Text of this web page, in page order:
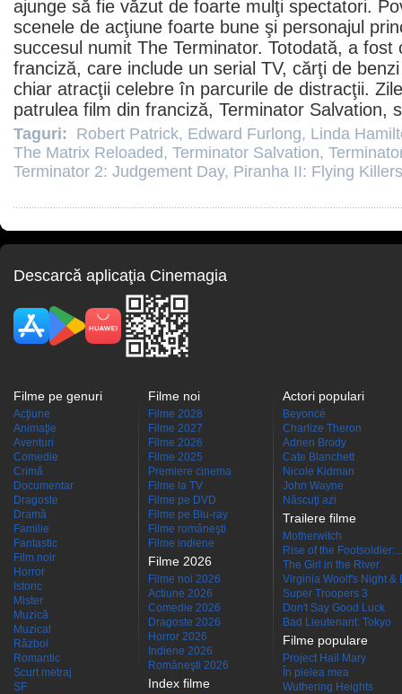
ajunge să fie văzut de foarte mulţi spectatori.
scenele de acţiune foarte bune şi personajul
succesul numit The Terminator. Totodată, a fost
franciză, care include un serial TV, cărţi de
chiar atracţii celebre în parcurile de distracţii.
patrulea film din franciză, Terminator Salvation,
Taguri: Robert Patrick, Edward Furlong, Linda
The Matrix Reloaded, Terminator Salvation,
Terminator 2: Judgement Day, Piranha II: Flying Killers
Descarcă aplicaţia Cinemagia
Filme pe genuri
Acţiune
Animaţie
Aventuri
Comedie
Crimă
Documentar
Dragoste
Dramă
Familie
Fantastic
Film noir
Horror
Istoric
Mister
Muzică
Muzical
Război
Romantic
Scurt metraj
SF
Filme noi
Filme 2028
Filme 2027
Filme 2026
Filme 2025
Premiere cinema
Filme la TV
Filme pe DVD
Filme pe Blu-ray
Filme româneşti
Filme indiene
Filme 2026
Filme noi 2026
Actiune 2026
Comedie 2026
Dragoste 2026
Horror 2026
Indiene 2026
Româneşti 2026
Index filme
Actori populari
Beyoncé
Charlize Theron
Adrien Brody
Cate Blanchett
Nicole Kidman
John Wayne
Născuţi azi
Trailere filme
Motherwitch
Rise of the Footsoldier:...
The Girl in the River
Virginia Woolf's Night &
Super Troopers 3
Don't Say Good Luck
Bad Lieutenant: Tokyo
Filme populare
Project Hail Mary
În pielea mea
Wuthering Heights